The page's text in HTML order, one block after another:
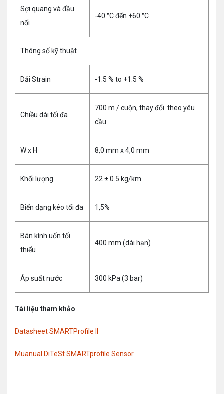
Sợi quang và đầu
nối
-40 °C đến +60 °C
Thông số kỹ thuật
Dải Strain -1.5 % to +1.5 %
Chiều dài tối đa
700 m / cuộn, thay đổi theo yêu
cầu
W x H 8,0 mm x 4,0 mm
Khối lượng 22 ± 0.5 kg/km
Biến dạng kéo tối đa 1,5%
Bán kính uốn tối
thiểu
400 mm (dài hạn)
Áp suất nước 300 kPa (3 bar)
Tài liệu tham khảo
DatasheetSMARTProfile II
Muanual DiTeSt SMARTprofile Sensor